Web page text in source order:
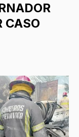
CASO